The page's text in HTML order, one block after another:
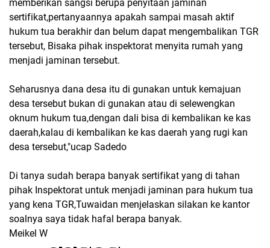
memberikan sangsi berupa penyitaan jaminan
sertifikat,pertanyaannya apakah sampai masah aktif
hukum tua berakhir dan belum dapat mengembalikan TGR
tersebut, Bisaka pihak inspektorat menyita rumah yang
menjadi jaminan tersebut.
Seharusnya dana desa itu di gunakan untuk kemajuan
desa tersebut bukan di gunakan atau di selewengkan
oknum hukum tua,dengan dali bisa di kembalikan ke kas
daerah,kalau di kembalikan ke kas daerah yang rugi kan
desa tersebut,"ucap Sadedo
Di tanya sudah berapa banyak sertifikat yang di tahan
pihak Inspektorat untuk menjadi jaminan para hukum tua
yang kena TGR,Tuwaidan menjelaskan silakan ke kantor
soalnya saya tidak hafal berapa banyak.
Meikel W